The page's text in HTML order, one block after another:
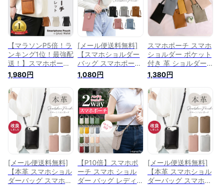
【マラソンP5倍！ラ
ンキング1位！最強配
送！】スマホポーチ
メンズ スマホ ショ
ルダー 斜め掛け 財
布 肩掛け アウトド
ア ショルダーバッグ
ストップ おしゃれ
軽い 革 PU レザー ス
マホポシェット スマ
ホバッグ レディース
縦型 android iphone
小物入れ 携帯
1,980円
[メール便送料無料]
【スマホショルダー
バッグ スマホポーチ
スマホポシェット 縦
型 シンプル ミニマ
リスト 財布 肩掛け
首掛け 斜めがけ バ
ッグ スマホ ストラ
ップ スマートフォン
iphone android くす
みカラー 大人】薄型
スマホポーチ {3}
1,080円
スマホポーチ スマホ
ショルダー ポケット
付き 革 ショルダー
バッグ ポシェット
女性 レディース ユ
ニセックス おしゃれ
かわいい シンプル
プレゼント ギフト
スマホ 携帯 持ち歩
き 肩掛け 斜め掛け
首掛け スマートフォ
ン スマホバッグ シ
ョルダー ポーチ バ
ッグ 縦型 縦長
1,380円
[メール便送料無料]
【本革 スマホショル
ダーバッグ スマホポ
【P10倍】スマホポ
ーチ スマホ ショル
ダー バッグ レディ
[メール便送料無料]
【本革 スマホショル
ダーバッグ スマホポ